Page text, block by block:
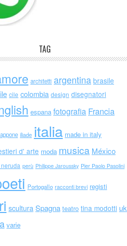
TAG
architetti argentina brasile
cile colombia design disegnatori
espana fotografia Francia
iliade italia made in italy
d' arte moda musica México
perù Philippe Jaroussky Pier Paolo Pasolini
Portogallo racconti brevi registi
scultura Spagna teatro tina modotti uk
varie